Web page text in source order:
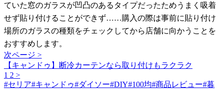
ていた窓のガラスが凹凸のあるタイプだったためうまく吸着
せず貼り付けることができず……購入の際は事前に貼り付け
場所のガラスの種類をチェックしてから店舗に向かうことを
おすすめします。
次ページ >
【キャンドゥ】断冷カーテンなら取り付けもラクラク
1 2 >
#セリア#キャンドゥ#ダイソー#DIY#100均#商品レビュー#暮